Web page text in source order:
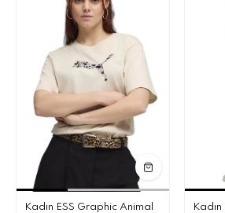
Kadın ESS Graphic Animal